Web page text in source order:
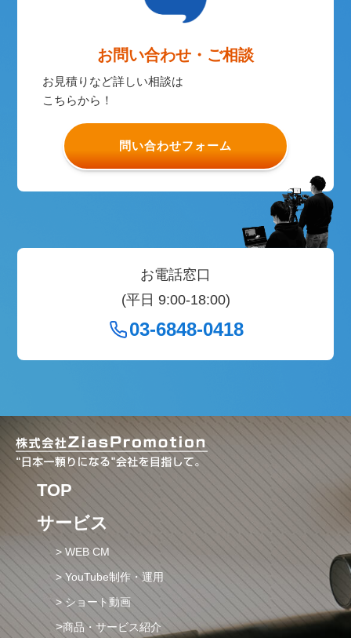
お問い合わせ・ご相談
お見積りなど詳しい相談は
こちらから！
問い合わせフォーム
お電話窓口
(平日 9:00-18:00)
03-6848-0418
TOP
サービス
> WEB CM
> YouTube制作・運用
> ショート動画
>商品・サービス紹介